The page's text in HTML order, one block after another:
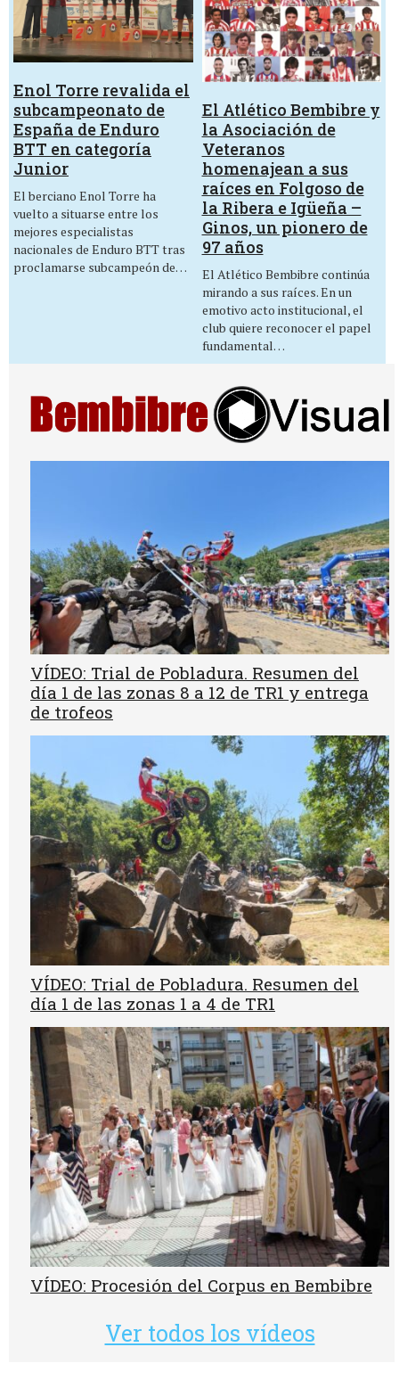
Enol Torre revalida el
subcampeonato de
España de Enduro
BTT en categoría
Junior
El berciano Enol Torre ha
vuelto a situarse entre los
mejores especialistas
nacionales de Enduro BTT tras
proclamarse subcampeón de…
El Atlético Bembibre y
la Asociación de
Veteranos
homenajean a sus
raíces en Folgoso de
la Ribera e Igüeña –
Ginos, un pionero de
97 años
El Atlético Bembibre continúa
mirando a sus raíces. En un
emotivo acto institucional, el
club quiere reconocer el papel
fundamental…
VÍDEO: Trial de Pobladura. Resumen del
día 1 de las zonas 8 a 12 de TR1 y entrega
de trofeos
VÍDEO: Trial de Pobladura. Resumen del
día 1 de las zonas 1 a 4 de TR1
VÍDEO: Procesión del Corpus en Bembibre
Ver todos los vídeos